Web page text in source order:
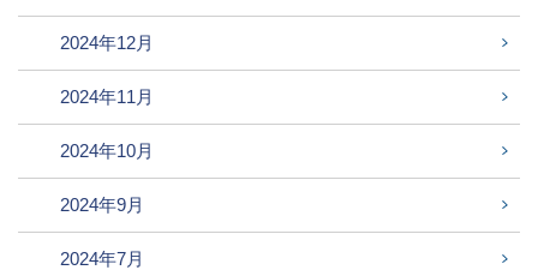
2024年12月
2024年11月
2024年10月
2024年9月
2024年7月